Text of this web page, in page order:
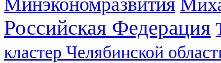
Российская Федерация
кластер Челябинской